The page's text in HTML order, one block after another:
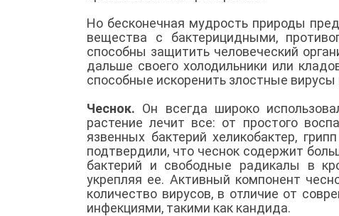
Но бесконечная мудрость природы
вещества с бактерицидными,
способны защитить человеческий
дальше своего холодильники или
способные искоренить злостные вирусы
Чеснок. Он всегда широко
растение лечит все: от простого
язвенных бактерий хеликобактер,
подтвердили, что чеснок содержит
бактерий и свободные радикалы в
укрепляя ее. Активный компонент
количество вирусов, в отличие от
инфекциями, такими как кандида.